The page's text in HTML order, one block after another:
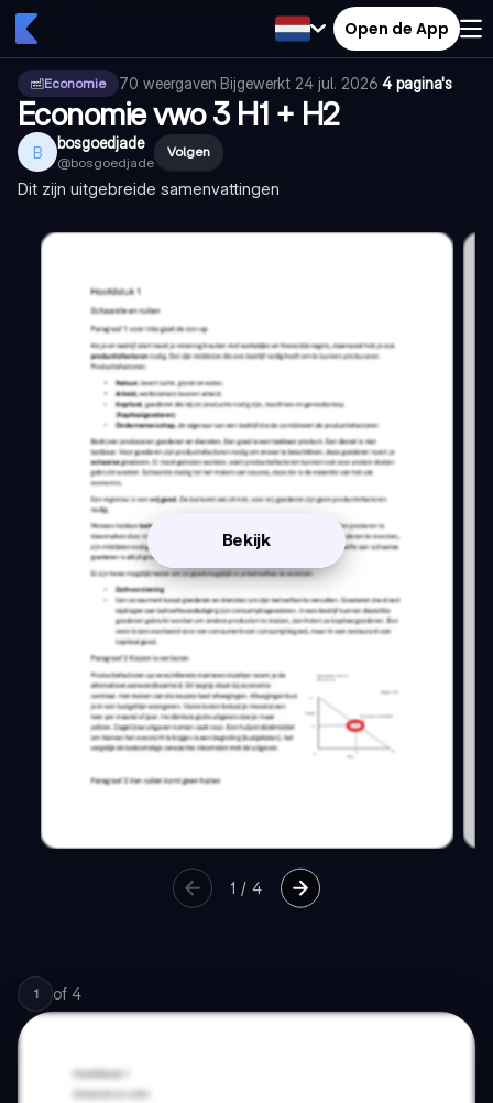
Open de App
Economie 70 weergaven·Bijgewerkt 24 jul. 2026·4 pagina's
Economie vwo 3 H1 + H2
B bosgoedjade
@bosgoedjade
Volgen
Dit zijn uitgebreide samenvattingen
Bekijk
1 /4
1 of 4